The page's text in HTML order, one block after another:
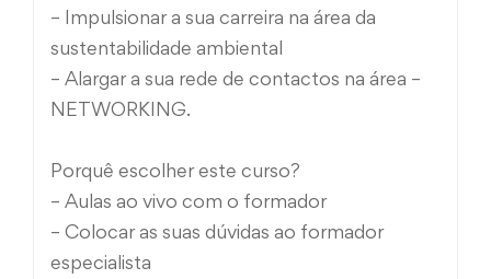
– Impulsionar a sua carreira na área da
sustentabilidade ambiental
– Alargar a sua rede de contactos na área –
NETWORKING.
Porquê escolher este curso?
– Aulas ao vivo com o formador
– Colocar as suas dúvidas ao formador
especialista